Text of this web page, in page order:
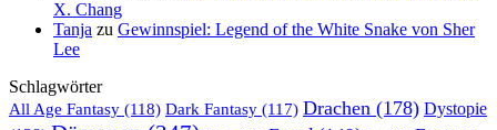
X. Chang
Tanja zu Gewinnspiel: Legend of the White Snake von Sher
Lee
Schlagwörter
All Age Fantasy (118) Dark Fantasy (117) Drachen (178) Dystopie